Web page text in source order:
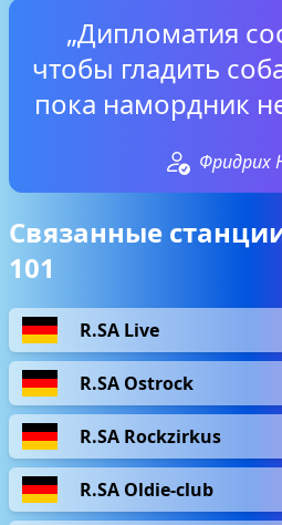
„Дипломатия
чтобы гладить
пока намордник
Фридрих
Связанные
101
R.SA Live
R.SA Ostrock
R.SA Rockzirkus
R.SA Oldie-club